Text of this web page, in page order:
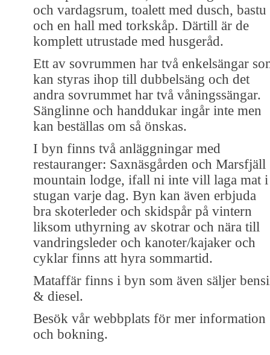
och vardagsrum, toalett med dusch, bastu
och en hall med torkskåp. Därtill är de
komplett utrustade med husgeråd.
Ett av sovrummen har två enkelsängar
kan styras ihop till dubbelsäng och det
andra sovrummet har två våningssängar.
Sänglinne och handdukar ingår inte men
kan beställas om så önskas.
I byn finns två anläggningar med
restauranger: Saxnäsgården och Marsfjäll
mountain lodge, ifall ni inte vill laga mat i
stugan varje dag. Byn kan även erbjuda
bra skoterleder och skidspår på vintern
liksom uthyrning av skotrar och nära till
vandringsleder och kanoter/kajaker och
cyklar finns att hyra sommartid.
Mataffär finns i byn som även säljer
& diesel.
Besök vår webbplats för mer information
och bokning.